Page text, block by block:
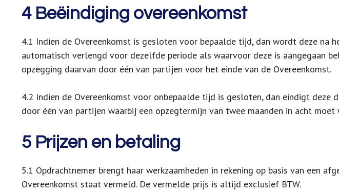
4 Beëindiging overeenkomst
4.1 Indien de Overeenkomst is gesloten voor bepaalde tijd, dan wordt deze na
automatisch verlengd voor dezelfde periode als waarvoor deze is aangegaan
opzegging daarvan door één van partijen voor het einde van de Overeenkomst.
4.2 Indien de Overeenkomst voor onbepaalde tijd is gesloten, dan eindigt deze
door één van partijen waarbij een opzegtermijn van twee maanden in acht moet
5 Prijzen en betaling
5.1 Opdrachtnemer brengt haar werkzaamheden in rekening op basis van een
Overeenkomst staat vermeld. De vermelde prijs is altijd exclusief BTW.